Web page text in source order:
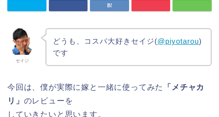
セイジ
どうも、コスパ大好きセイジ(@piyotarou)
です
今回は、僕が実際に嫁と一緒に使ってみた
「メチャカ
リ」 のレビューを
していきたいと思います。